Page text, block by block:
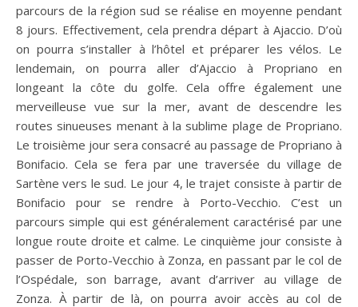
parcours de la région sud se réalise en moyenne pendant
8 jours. Effectivement, cela prendra départ à Ajaccio. D’où
on pourra s’installer à l’hôtel et préparer les vélos. Le
lendemain, on pourra aller d’Ajaccio à Propriano en
longeant la côte du golfe. Cela offre également une
merveilleuse vue sur la mer, avant de descendre les
routes sinueuses menant à la sublime plage de Propriano.
Le troisième jour sera consacré au passage de Propriano à
Bonifacio. Cela se fera par une traversée du village de
Sartène vers le sud. Le jour 4, le trajet consiste à partir de
Bonifacio pour se rendre à Porto-Vecchio. C’est un
parcours simple qui est généralement caractérisé par une
longue route droite et calme. Le cinquième jour consiste à
passer de Porto-Vecchio à Zonza, en passant par le col de
l’Ospédale, son barrage, avant d’arriver au village de
Zonza. À partir de là, on pourra avoir accès au col de